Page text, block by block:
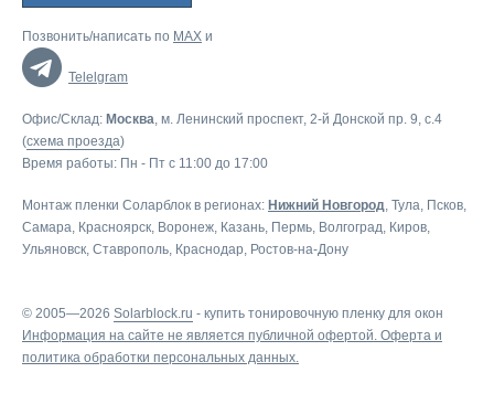
Позвонить/написать по MAX и
Telelgram
Офис/Склад: Москва , м. Ленинский проспект, 2-й Донской пр. 9, c.4
(схема проезда)
Время работы: Пн - Пт с 11:00 до 17:00
Монтаж пленки Соларблок в регионах: Нижний Новгород Тула Псков
Самара Красноярск Воронеж Казань Пермь Волгоград Киров
Ульяновск Ставрополь Краснодар Ростов-на-Дону
© 2005—2026 Solarblock.ru - купить тонировочную пленку для окон
Информация на сайте не является публичной офертой. Оферта и
политика обработки персональных данных